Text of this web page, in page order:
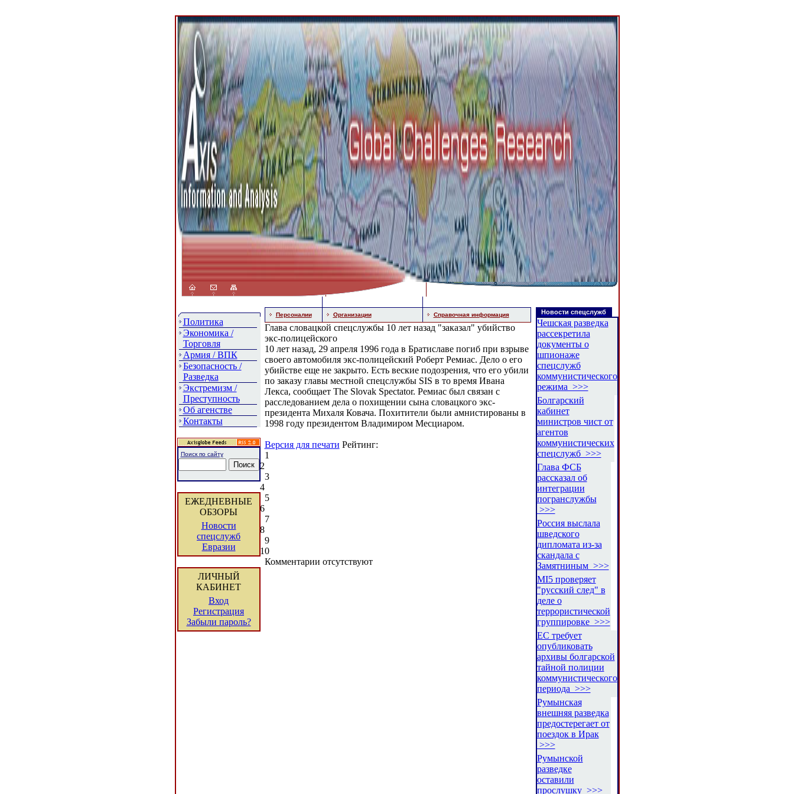
Политика
Экономика /
Торговля
Армия / ВПК
Безопасность /
Разведка
Экстремизм /
Преступность
Об агенстве
Контакты
Поиск по сайту
ЕЖЕДНЕВНЫЕ
ОБЗОРЫ
Новости
спецслужб
Евразии
ЛИЧНЫЙ
КАБИНЕТ
Вход
Регистрация
Забыли пароль?
Персоналии Организации Справочная информация
Глава словацкой спецслужбы 10 лет назад "заказал" убийство
экс-полицейского
10 лет назад, 29 апреля 1996 года в Братиславе погиб при взрыве
своего автомобиля экс-полицейский Роберт Ремиас. Дело о его
убийстве еще не закрыто. Есть веские подозрения, что его убили
по заказу главы местной спецслужбы SIS в то время Ивана
Лекса, сообщает The Slovak Spectator. Ремиас был связан с
расследованием дела о похищении сына словацкого экс-
президента Михаля Ковача. Похитители были амнистированы в
1998 году президентом Владимиром Месциаром.
Версия для печати Рейтинг:
1
2
3
4
5
6
7
8
9
10
Комментарии отсутствуют
Новости спецслужб
Чешская разведка
рассекретила
документы о
шпионаже
спецслужб
коммунистического
режима >>>
Болгарский
кабинет
министров чист от
агентов
коммунистических
спецслужб >>>
Глава ФСБ
рассказал об
интеграции
погранслужбы
>>>
Россия выслала
шведского
дипломата из-за
скандала с
Замятниным >>>
MI5 проверяет
"русский след" в
деле о
террористической
группировке >>>
ЕС требует
опубликовать
архивы болгарской
тайной полиции
коммунистического
периода >>>
Румынская
внешняя разведка
предостерегает от
поездок в Ирак
>>>
Румынской
разведке
оставили
прослушку >>>